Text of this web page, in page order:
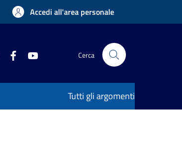
Accedi all'area personale
Cerca
Tutti gli argomenti